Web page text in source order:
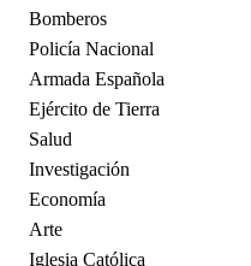
Bomberos
Policía Nacional
Armada Española
Ejército de Tierra
Salud
Investigación
Economía
Arte
Iglesia Católica